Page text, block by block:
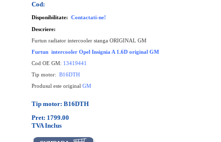
Cod:
Disponibilitate: Contactati-ne!
Descriere:
Furtun radiator intercooler stanga ORIGINAL GM
Furtun intercooler Opel Insignia A 1.6D original GM
Cod OE GM: 13419441
Tip motor: B16DTH
Produsul este original GM
Tip motor: B16DTH
Pret: 1799.00
TVA Inclus